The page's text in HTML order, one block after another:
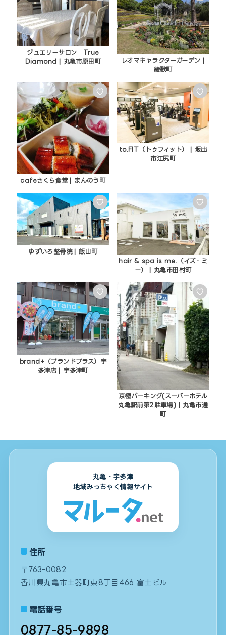
ジュエリーサロン True
Diamond | 丸亀市原田町
レオマキャラクターガーデン |
綾歌町
♡
cafeさくら食堂 | まんのう町
♡
to.FIT（トゥフィット） | 坂出
市江尻町
♡
ゆずいろ整骨院 | 飯山町
♡
hair & spa is me.（イズ・ミ
ー） | 丸亀市田村町
♡
brand+（ブランドプラス）宇
多津店 | 宇多津町
♡
京極パーキング(スーパーホテル
丸亀駅前第2駐車場) | 丸亀市通
町
丸亀・宇多津
地域みっちゃく情報サイト
住所
〒763-0082
香川県丸亀市土器町東8丁目466 富士ビル
電話番号
0877-85-9898